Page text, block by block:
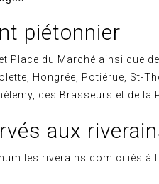
piétonnier
Place du Marché ainsi que
Hongrée, Potiérue, St-
des Brasseurs et de la
aux
les riverains domiciliés à